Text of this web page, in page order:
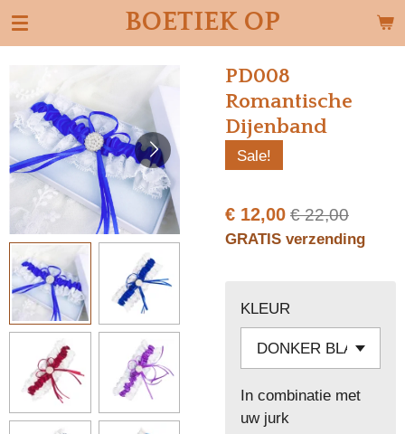
Ga
direct
hoofdinhoud
BOETIEK OP
PD008
Romantische
Dijenband
Sale!
€ 12,00 € 22,00
GRATIS verzending
KLEUR
In combinatie met
uw jurk